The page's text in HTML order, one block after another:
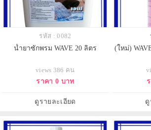
รหัส : 0082
น้ำยาซักพรม WAVE 20 ลิตร
views 386 คน
ราคา 0 บาท
ดูรายละเอียด
(ใหม่)
ดู